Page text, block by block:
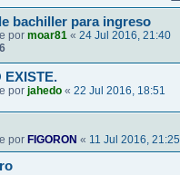
bachiller para ingreso
por moar81 « 24 Jul 2016, 21:40
EXISTE.
por jahedo « 22 Jul 2016, 18:51
por FIGORON « 11 Jul 2016, 21:25